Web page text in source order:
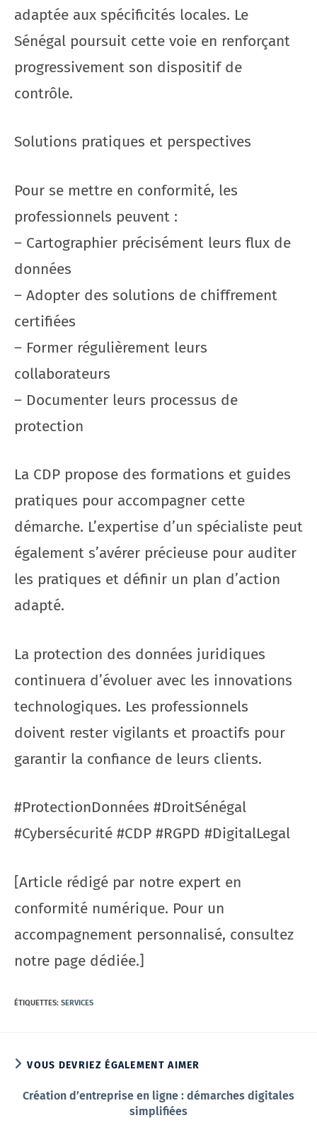
adaptée aux spécificités locales. Le
Sénégal poursuit cette voie en renforçant
progressivement son dispositif de
contrôle.
Solutions pratiques et perspectives
Pour se mettre en conformité, les
professionnels peuvent :
– Cartographier précisément leurs flux de
données
– Adopter des solutions de chiffrement
certifiées
– Former régulièrement leurs
collaborateurs
– Documenter leurs processus de
protection
La CDP propose des formations et guides
pratiques pour accompagner cette
démarche. L’expertise d’un spécialiste peut
également s’avérer précieuse pour auditer
les pratiques et définir un plan d’action
adapté.
La protection des données juridiques
continuera d’évoluer avec les innovations
technologiques. Les professionnels
doivent rester vigilants et proactifs pour
garantir la confiance de leurs clients.
#ProtectionDonnées #DroitSénégal
#Cybersécurité #CDP #RGPD #DigitalLegal
[Article rédigé par notre expert en
conformité numérique. Pour un
accompagnement personnalisé, consultez
notre page dédiée.]
ÉTIQUETTES: SERVICES
VOUS DEVRIEZ ÉGALEMENT AIMER
Création d’entreprise en ligne : démarches digitales
simplifiées